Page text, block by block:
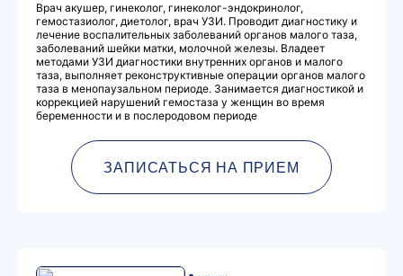
Врач акушер, гинеколог, гинеколог-эндокринолог,
гемостазиолог, диетолог, врач УЗИ. Проводит диагностику и
лечение воспалительных заболеваний органов малого таза,
заболеваний шейки матки, молочной железы. Владеет
методами УЗИ диагностики внутренних органов и малого
таза, выполняет реконструктивные операции органов малого
таза в менопаузальном периоде. Занимается диагностикой и
коррекцией нарушений гемостаза у женщин во время
беременности и в послеродовом периоде
ЗАПИСАТЬСЯ НА ПРИЕМ